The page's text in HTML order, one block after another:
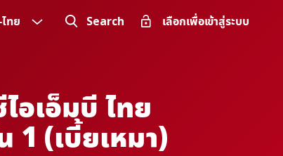
ไทย Search เลือกเพื่อเข้าสู่ระบบ
อเอ็มบี ไทย
1 (เบี้ยเหมา)